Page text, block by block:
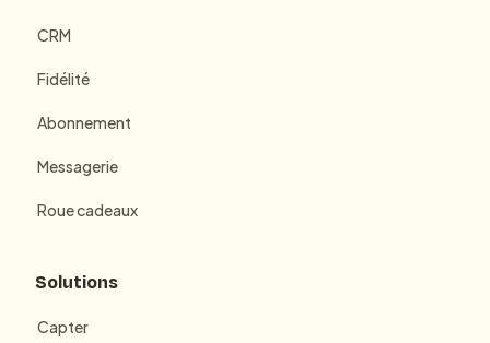
CRM
Fidélité
Abonnement
Messagerie
Roue cadeaux
Solutions
Capter